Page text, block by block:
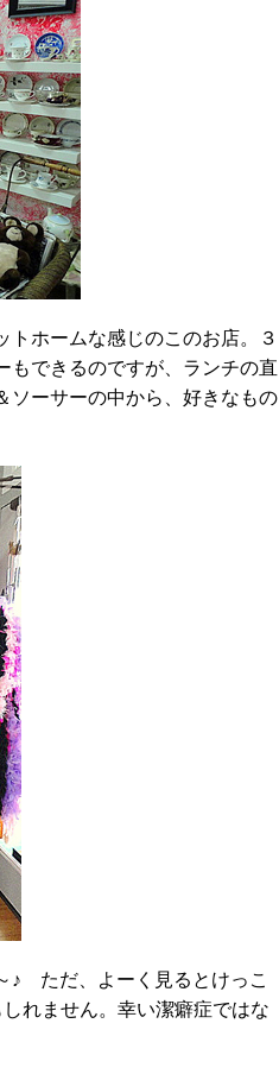
ホームな感じのこのお店。３
もできるのですが、ランチの直
ソーサーの中から、好きなもの
♪ ただ、よーく見るとけっこ
れません。幸い潔癖症ではな